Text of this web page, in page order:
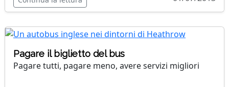
Pagare il biglietto del bus
Pagare tutti, pagare meno, avere servizi migliori